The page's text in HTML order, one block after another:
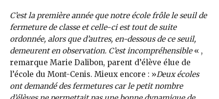
C’est la première année que notre école frôle le seuil de
fermeture de classe et celle-ci est tout de suite
ordonnée, alors que d’autres, en-dessous de ce seuil,
demeurent en observation. C’est incompréhensible « ,
remarque Marie Dalibon, parent d’élève élue de
l’école du Mont-Cenis. Mieux encore : »Deux écoles
ont demandé des fermetures car le petit nombre